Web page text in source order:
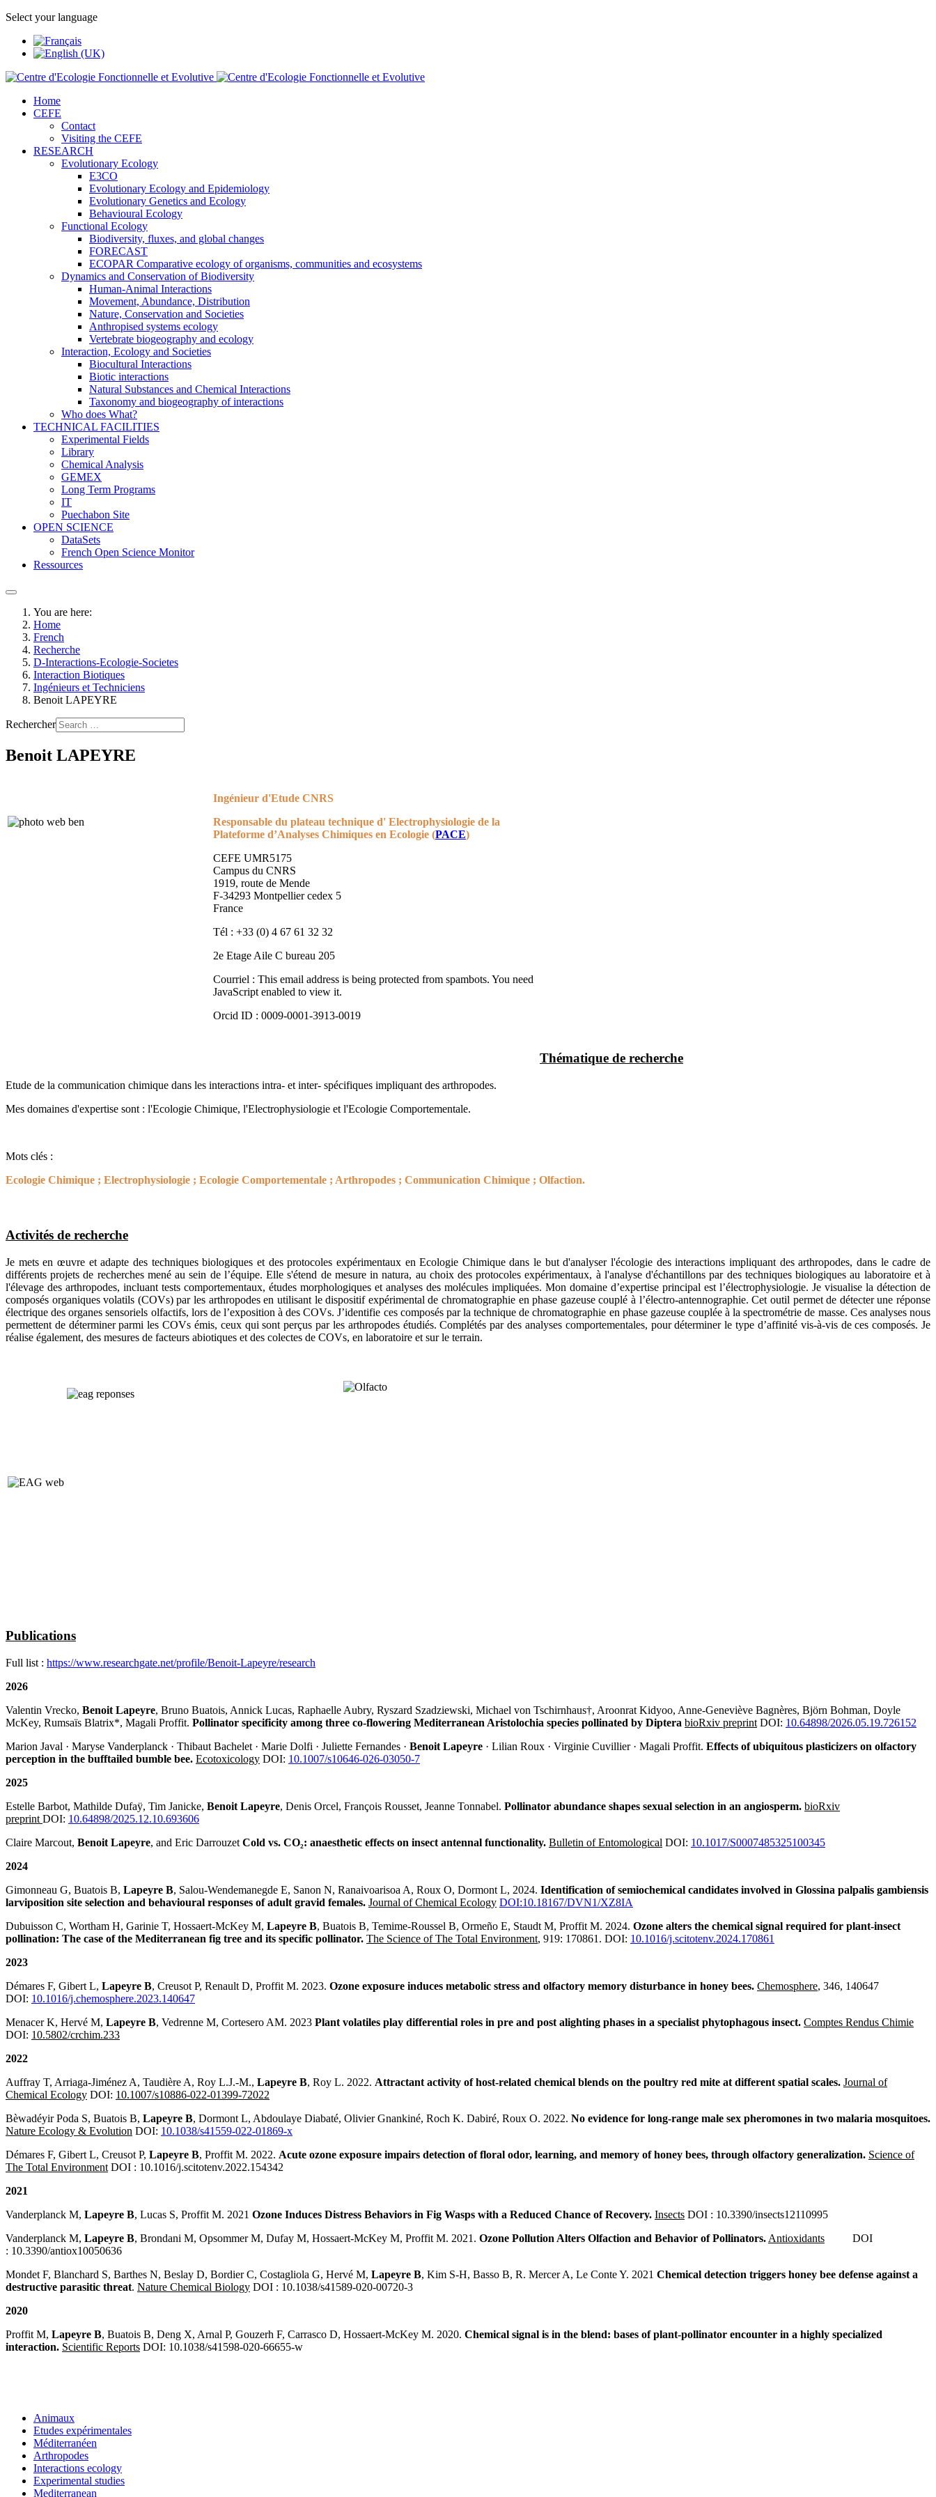
Select your language
Home
CEFE
Contact
Visiting the CEFE
RESEARCH
Evolutionary Ecology
E3CO
Evolutionary Ecology and Epidemiology
Evolutionary Genetics and Ecology
Behavioural Ecology
Functional Ecology
Biodiversity, fluxes, and global changes
FORECAST
ECOPAR Comparative ecology of organisms, communities and ecosystems
Dynamics and Conservation of Biodiversity
Human-Animal Interactions
Movement, Abundance, Distribution
Nature, Conservation and Societies
Anthropised systems ecology
Vertebrate biogeography and ecology
Interaction, Ecology and Societies
Biocultural Interactions
Biotic interactions
Natural Substances and Chemical Interactions
Taxonomy and biogeography of interactions
Who does What?
TECHNICAL FACILITIES
Experimental Fields
Library
Chemical Analysis
GEMEX
Long Term Programs
IT
Puechabon Site
OPEN SCIENCE
DataSets
French Open Science Monitor
Ressources
You are here:
Home
French
Recherche
D-Interactions-Ecologie-Societes
Interaction Biotiques
Ingénieurs et Techniciens
Benoit LAPEYRE
Rechercher
Benoit LAPEYRE
Ingénieur d'Etude CNRS
Responsable du plateau technique d' Electrophysiologie de la
Plateforme d’Analyses Chimiques en Ecologie (PACE)
CEFE UMR5175
Campus du CNRS
1919, route de Mende
F-34293 Montpellier cedex 5
France
Tél : +33 (0) 4 67 61 32 32
2e Etage Aile C bureau 205
Courriel : This email address is being protected from spambots. You need
JavaScript enabled to view it.
Orcid ID : 0009-0001-3913-0019
Thématique de recherche
Etude de la communication chimique dans les interactions intra- et inter- spécifiques impliquant des arthropodes.
Mes domaines d'expertise sont : l'Ecologie Chimique, l'Electrophysiologie et l'Ecologie Comportementale.
Mots clés :
Ecologie Chimique ; Electrophysiologie ; Ecologie Comportementale ; Arthropodes ; Communication Chimique ; Olfaction.
Activités de recherche
Je mets en œuvre et adapte des techniques biologiques et des protocoles expérimentaux en Ecologie Chimique dans le but d'analyser l'écologie des interactions impliquant des arthropodes, dans le cadre de
différents projets de recherches mené au sein de l’équipe. Elle s'étend de mesure in natura, au choix des protocoles expérimentaux, à l'analyse d'échantillons par des techniques biologiques au laboratoire et à
l'élevage des arthropodes, incluant tests comportementaux, études morphologiques et analyses des molécules impliquées. Mon domaine d’expertise principal est l’électrophysiologie. Je visualise la détection de
composés organiques volatils (COVs) par les arthropodes en utilisant le dispositif expérimental de chromatographie en phase gazeuse couplé à l’électro-antennographie. Cet outil permet de détecter une réponse
électrique des organes sensoriels olfactifs, lors de l’exposition à des COVs. J’identifie ces composés par la technique de chromatographie en phase gazeuse couplée à la spectrométrie de masse. Ces analyses nous
permettent de déterminer parmi les COVs émis, ceux qui sont perçus par les arthropodes étudiés. Complétés par des analyses comportementales, pour déterminer le type d’affinité vis-à-vis de ces composés. Je
réalise également, des mesures de facteurs abiotiques et des colectes de COVs, en laboratoire et sur le terrain.
Publications
Full list : https://www.researchgate.net/profile/Benoit-Lapeyre/research
2026
Valentin Vrecko, Benoit Lapeyre, Bruno Buatois, Annick Lucas, Raphaelle Aubry, Ryszard Szadziewski, Michael von Tschirnhaus†, Aroonrat Kidyoo, Anne-Geneviève Bagnères, Björn Bohman, Doyle
McKey, Rumsaïs Blatrix*, Magali Proffit. Pollinator specificity among three co-flowering Mediterranean Aristolochia species pollinated by Diptera bioRxiv preprint DOI: 10.64898/2026.05.19.726152
Marion Javal · Maryse Vanderplanck · Thibaut Bachelet · Marie Dolfi · Juliette Fernandes · Benoit Lapeyre · Lilian Roux · Virginie Cuvillier · Magali Proffit. Effects of ubiquitous plasticizers on olfactory
perception in the bufftailed bumble bee. Ecotoxicology DOI: 10.1007/s10646-026-03050-7
2025
Estelle Barbot, Mathilde Dufaÿ, Tim Janicke, Benoit Lapeyre, Denis Orcel, François Rousset, Jeanne Tonnabel. Pollinator abundance shapes sexual selection in an angiosperm. bioRxiv
preprint DOI: 10.64898/2025.12.10.693606
Claire Marcout, Benoit Lapeyre, and Eric Darrouzet Cold vs. CO₂: anaesthetic effects on insect antennal functionality. Bulletin of Entomological DOI: 10.1017/S0007485325100345
2024
Gimonneau G, Buatois B, Lapeyre B, Salou-Wendemanegde E, Sanon N, Ranaivoarisoa A, Roux O, Dormont L, 2024. Identification of semiochemical candidates involved in Glossina palpalis gambiensis
larviposition site selection and behavioural responses of adult gravid females. Journal of Chemical Ecology DOI:10.18167/DVN1/XZ8IA
Dubuisson C, Wortham H, Garinie T, Hossaert-McKey M, Lapeyre B, Buatois B, Temime-Roussel B, Ormeño E, Staudt M, Proffit M. 2024. Ozone alters the chemical signal required for plant-insect
pollination: The case of the Mediterranean fig tree and its specific pollinator. The Science of The Total Environment, 919: 170861. DOI: 10.1016/j.scitotenv.2024.170861
2023
Démares F, Gibert L, Lapeyre B, Creusot P, Renault D, Proffit M. 2023. Ozone exposure induces metabolic stress and olfactory memory disturbance in honey bees. Chemosphere, 346, 140647
DOI: 10.1016/j.chemosphere.2023.140647
Menacer K, Hervé M, Lapeyre B, Vedrenne M, Cortesero AM. 2023 Plant volatiles play differential roles in pre and post alighting phases in a specialist phytophagous insect. Comptes Rendus Chimie
DOI: 10.5802/crchim.233
2022
Auffray T, Arriaga-Jiménez A, Taudière A, Roy L.J.-M., Lapeyre B, Roy L. 2022. Attractant activity of host-related chemical blends on the poultry red mite at different spatial scales. Journal of
Chemical Ecology DOI: 10.1007/s10886-022-01399-72022
Bèwadéyir Poda S, Buatois B, Lapeyre B, Dormont L, Abdoulaye Diabaté, Olivier Gnankiné, Roch K. Dabiré, Roux O. 2022. No evidence for long-range male sex pheromones in two malaria mosquitoes.
Nature Ecology & Evolution DOI: 10.1038/s41559-022-01869-x
Démares F, Gibert L, Creusot P, Lapeyre B, Proffit M. 2022. Acute ozone exposure impairs detection of floral odor, learning, and memory of honey bees, through olfactory generalization. Science of
The Total Environment DOI : 10.1016/j.scitotenv.2022.154342
2021
Vanderplanck M, Lapeyre B, Lucas S, Proffit M. 2021 Ozone Induces Distress Behaviors in Fig Wasps with a Reduced Chance of Recovery. Insects DOI : 10.3390/insects12110995
Vanderplanck M, Lapeyre B, Brondani M, Opsommer M, Dufay M, Hossaert-McKey M, Proffit M. 2021. Ozone Pollution Alters Olfaction and Behavior of Pollinators. Antioxidants DOI
: 10.3390/antiox10050636
Mondet F, Blanchard S, Barthes N, Beslay D, Bordier C, Costagliola G, Hervé M, Lapeyre B, Kim S-H, Basso B, R. Mercer A, Le Conte Y. 2021 Chemical detection triggers honey bee defense against a
destructive parasitic threat. Nature Chemical Biology DOI : 10.1038/s41589-020-00720-3
2020
Proffit M, Lapeyre B, Buatois B, Deng X, Arnal P, Gouzerh F, Carrasco D, Hossaert-McKey M. 2020. Chemical signal is in the blend: bases of plant-pollinator encounter in a highly specialized
interaction. Scientific Reports DOI: 10.1038/s41598-020-66655-w
Animaux
Etudes expérimentales
Méditerranéen
Arthropodes
Interactions ecology
Experimental studies
Mediterranean